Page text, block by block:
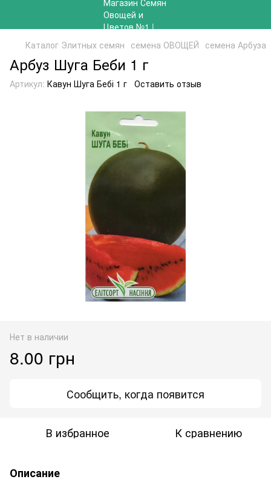
Каталог Элитных семян семена ОВОЩЕЙ семена Арбуза
Арбуз Шуга Беби 1 г
Артикул: Кавун Шуга Бебі 1 г Оставить отзыв
Нет в наличии
8.00 грн
Сообщить, когда появится
В избранное К сравнению
Описание